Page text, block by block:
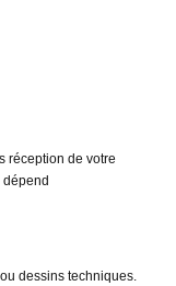
réception de votre
dessins techniques.